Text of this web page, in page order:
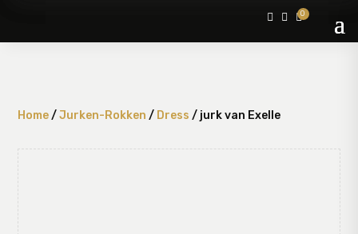
  0
Home/Jurken-Rokken / Dress / jurk van Exelle